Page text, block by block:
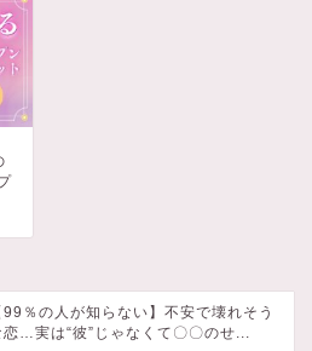
99％の人が知らない】不安で壊れそう
恋…実は“彼”じゃなくて〇〇のせ...